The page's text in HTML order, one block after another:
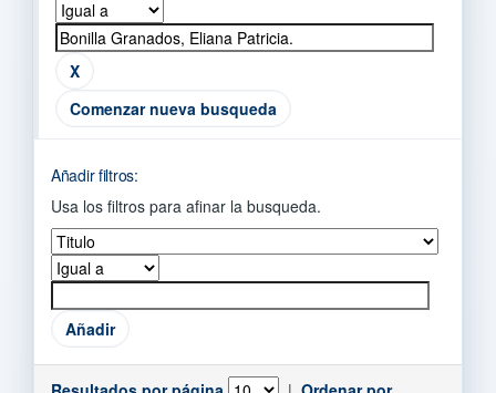
Comenzar nueva busqueda
Añadir filtros:
Usa los filtros para afinar la busqueda.